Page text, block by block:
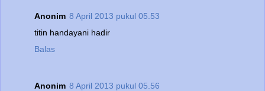
Anonim 8 April 2013 pukul 05.53
titin handayani hadir
Balas
Anonim 8 April 2013 pukul 05.56